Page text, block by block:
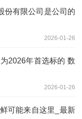
份有限公司是公司的
2026-01-26
2026年首选标的 数
2026-01-26
可能来自这里_最新